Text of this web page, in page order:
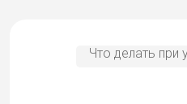
Что делать при